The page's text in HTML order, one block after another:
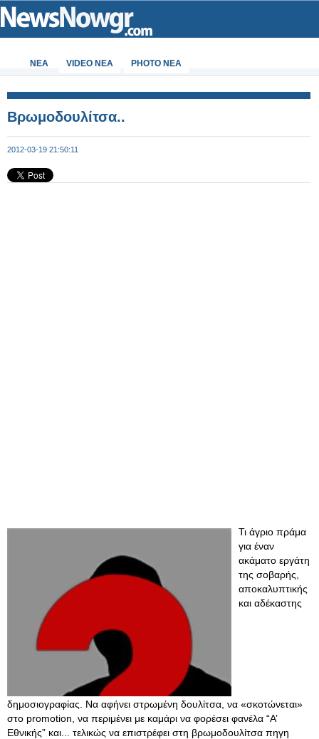
ΝΕΑ VIDEO NEA PHOTO NEA
Bρωμοδουλίτσα..
2012-03-19 21:50:11
Τι άγριο πράμα
για έναν
ακάματο εργάτη
της σοβαρής,
αποκαλυπτικής
και αδέκαστης
δημοσιογραφίας. Να αφήνει στρωμένη δουλίτσα, να «σκοτώνεται»
στο promotion, να περιμένει με καμάρι να φορέσει φανέλα “Α’
Εθνικής” και... τελικώς να επιστρέφει στη βρωμοδουλίτσα πηγη